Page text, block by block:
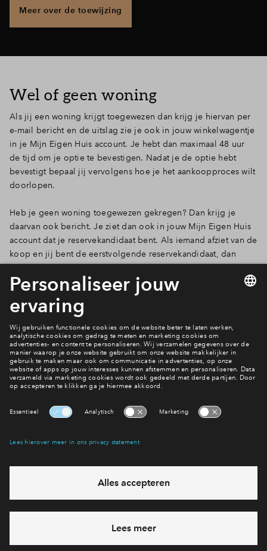
Meer over de toewijzing
Wel of geen woning
Als jij een woning krijgt toegewezen dan krijg je hiervan per
e-mail bericht en de uitslag zie je ook in jouw winkelwagentje
in je Mijn Eigen Huis account. Je hebt dan maximaal 48 uur
de tijd om je optie te bevestigen. Nadat je de optie hebt
bevestigt bepaal jij vervolgens hoe je het aankoopproces wilt
doorlopen.
Heb je geen woning toegewezen gekregen? Dan krijg je
daarvan ook bericht. Je ziet dan ook in jouw Mijn Eigen Huis
account dat je reservekandidaat bent. Als iemand afziet van de
koop en jij bent de eerstvolgende reservekandidaat, dan
wordt er meteen contact met jou opgenomen. Wij geven
geen informatie over hoeveel reservekandidaten er zijn en op
welke plek je op de reservelijst staat.
Ook wonen in De Pas?
Bekijk het aanbod
Interesse? Meld je dan snel aan
eventuele projecten
712 21 77